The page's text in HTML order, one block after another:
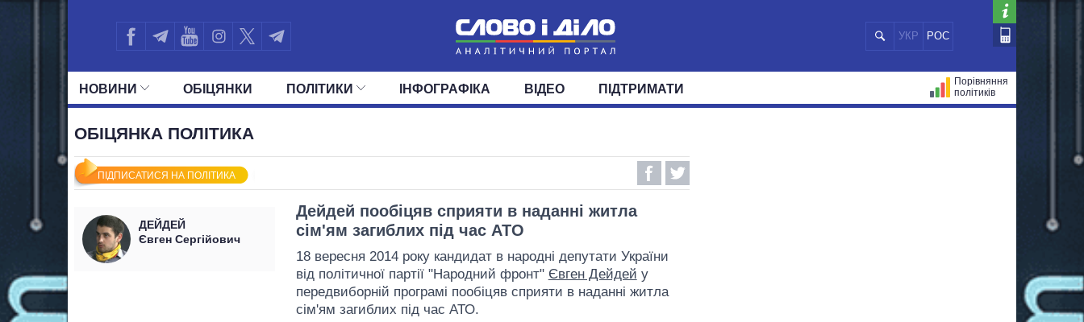
УКР РОС
НОВИНИ
СВІТ
ОБIЦЯНКИ ПОЛIТИКИ
ОКРУГИ
ІНФОГРАФІКА ВІДЕО ПІДТРИМАТИ
Порівняння
політиків
ОБІЦЯНКА ПОЛІТИКА
ПІДПИСАТИСЯ НА ПОЛІТИКА
ДЕЙДЕЙ
Євген Сергійович
Дейдей пообіцяв сприяти в наданні житла
сім'ям загиблих під час АТО
18 вересня 2014 року кандидат в народні депутати України
від політичної партії "Народний фронт" Євген Дейдей у
передвиборній програмі пообіцяв сприяти в наданні житла
сім'ям загиблих під час АТО.